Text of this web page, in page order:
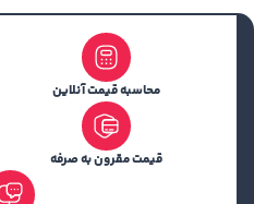
محاسبه قیمت آنلاین
قیمت مقرون به صرفه